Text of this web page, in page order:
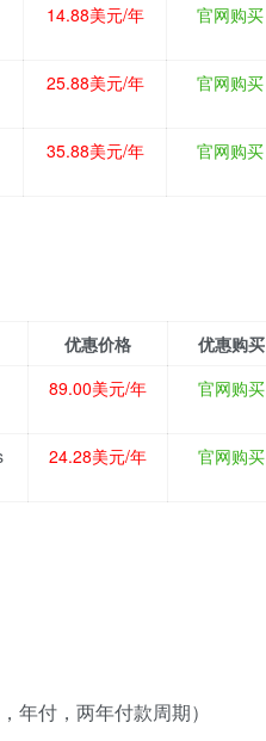
14.88美元/年 官网购买
25.88美元/年 官网购买
35.88美元/年 官网购买
优惠价格
优惠购买
89.00美元/年 官网购买
24.28美元/年 官网购买
年付，两年付款周期）